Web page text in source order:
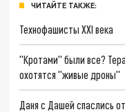
ЧИТАЙТЕ ТАКЖЕ:
Технофашисты XXI века
"Кротами" были все?
охотятся "живые дроны"
Даня с Дашей спаслись